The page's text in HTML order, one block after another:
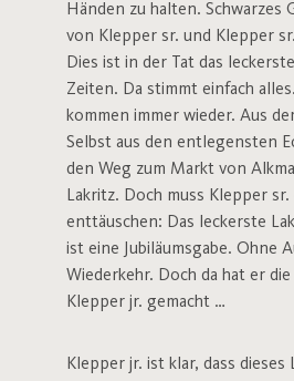
Händen zu halten. Schwarzes
von Klepper sr. und Klepper
Dies ist in der Tat das
Zeiten. Da stimmt einfach
kommen immer wieder. Aus
Selbst aus den entlegensten
den Weg zum Markt von
Lakritz. Doch muss Klepper
enttäuschen: Das leckerste
ist eine Jubiläumsgabe. Ohne
Wiederkehr. Doch da hat er
Klepper jr. gemacht …
Klepper jr. ist klar, dass dieses